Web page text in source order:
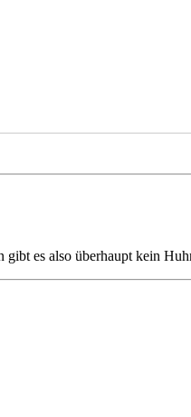
es also überhaupt kein